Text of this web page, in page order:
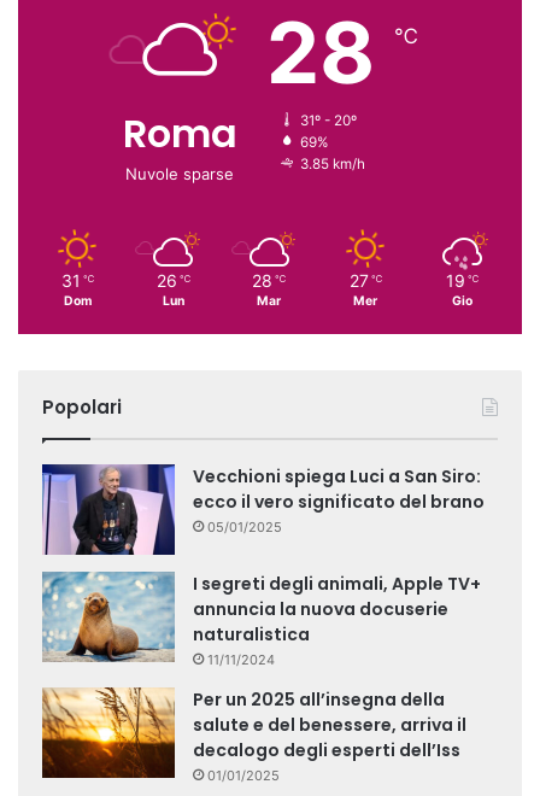
Roma
Nuvole sparse
28 ℃
31º - 20º
69%
3.85 km/h
31 ℃
Dom
26 ℃
Lun
28 ℃
Mar
27 ℃
Mer
19 ℃
Gio
Popolari
Vecchioni spiega Luci a San Siro:
ecco il vero significato del brano
05/01/2025
I segreti degli animali, Apple TV+
annuncia la nuova docuserie
naturalistica
11/11/2024
Per un 2025 all’insegna della
salute e del benessere, arriva il
decalogo degli esperti dell’Iss
01/01/2025